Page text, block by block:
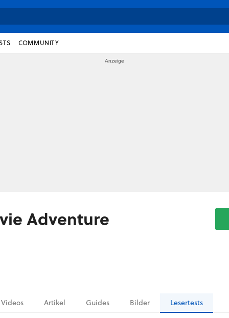
COMMUNITY
Adventure
Videos Artikel Guides Bilder Lesertests